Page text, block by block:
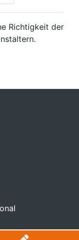
Richtigkeit der
nach oben